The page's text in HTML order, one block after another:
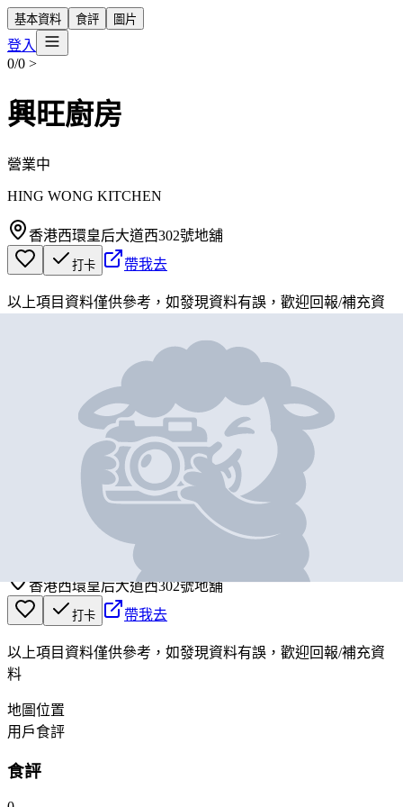
基本資料 食評 圖片
登入
0/0 >
興旺廚房
營業中
HING WONG KITCHEN
香港西環皇后大道西302號地舖
打卡 帶我去
以上項目資料僅供參考，如發現資料有誤，歡迎回報/補充資
興旺廚房
HING WONG KITCHEN
香港西環皇后大道西302號地舖
打卡 帶我去
以上項目資料僅供參考，如發現資料有誤，歡迎回報/補充資
料
地圖位置
用戶食評
食評